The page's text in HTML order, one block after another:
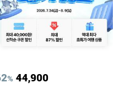
% 44,900